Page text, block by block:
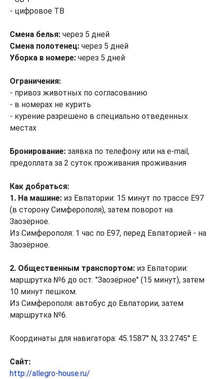
- цифровое ТВ
Смена белья: через 5 дней
Смена полотенец: через 5 дней
Уборка в номере: через 5 дней
Ограничения:
- привоз животных по согласованию
- в номерах не курить
- курение разрешено в специально отведенных
местах
Бронирование: заявка по телефону или на e-mail,
предоплата за 2 суток проживания проживания
Как добраться:
1. На машине: из Евпатории: 15 минут по трассе E97
(в сторону Симферополя), затем поворот на
Заозёрное.
Из Симферополя: 1 час по E97, перед Евпаторией - на
Заозёрное.
2. Общественным транспортом: из Евпатории:
маршрутка №6 до ост. "Заозёрное" (15 минут), затем
10 минут пешком.
Из Симферополя: автобус до Евпатории, затем
маршрутка №6.
Координаты для навигатора: 45.1587° N, 33.2745° E.
Сайт:
http://allegro-house.ru/